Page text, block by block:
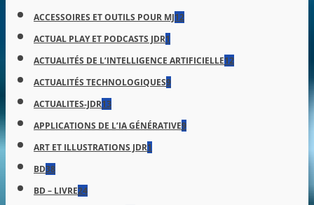
ACCESSOIRES ET OUTILS POUR MJ12
ACTUAL PLAY ET PODCASTS JDR1
ACTUALITÉS DE L’INTELLIGENCE ARTIFICIELLE12
ACTUALITÉS TECHNOLOGIQUES9
ACTUALITES-JDR13
APPLICATIONS DE L’IA GÉNÉRATIVE9
ART ET ILLUSTRATIONS JDR1
BD38
BD – LIVRE24